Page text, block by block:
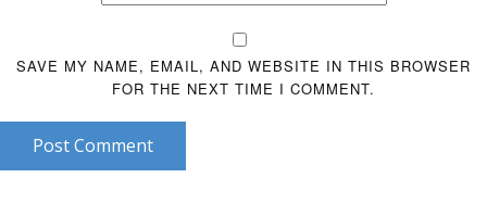
SAVE MY NAME, EMAIL, AND WEBSITE IN THIS BROWSER
FOR THE NEXT TIME I COMMENT.
Post Comment